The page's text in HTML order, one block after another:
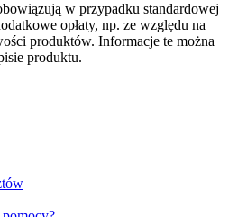
w przypadku standardowej
opłaty, np. ze względu na
produktów. Informacje te można
produktu.